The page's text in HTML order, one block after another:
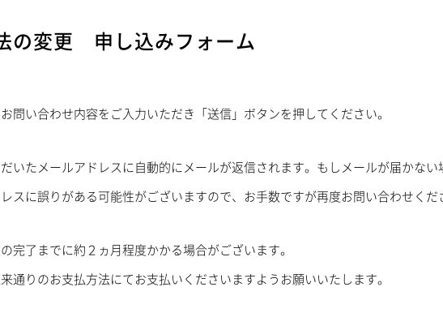
の変更 申し込みフォーム
問い合わせ内容をご入力いただき「送信」ボタンを押してください。
いたメールアドレスに自動的にメールが返信されます。もしメールが届かない
スに誤りがある可能性がございますので、お手数ですが再度お問い合わせくだ
完了までに約２ヵ月程度かかる場合がございます。
通りのお支払方法にてお支払いくださいますようお願いいたします。